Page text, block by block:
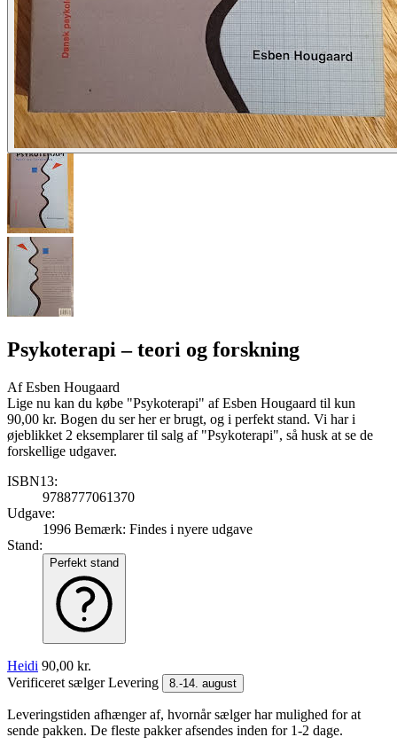
Psykoterapi– teori og forskning
AfEsben Hougaard
Lige nu kan du købe "Psykoterapi" af Esben Hougaard til kun
90,00 kr. Bogen du ser her er brugt, og i perfekt stand. Vi har i
øjeblikket 2 eksemplarer til salg af "Psykoterapi", så husk at se de
forskellige udgaver.
ISBN13:
9788777061370
Udgave:
1996 Bemærk: Findes i nyere udgave
Stand:
Perfekt stand
Heidi 90,00 kr.
Verificeret sælgerLevering 8.-14. august
Leveringstiden afhænger af, hvornår sælger har mulighed for at
sende pakken. De fleste pakker afsendes inden for 1-2 dage.